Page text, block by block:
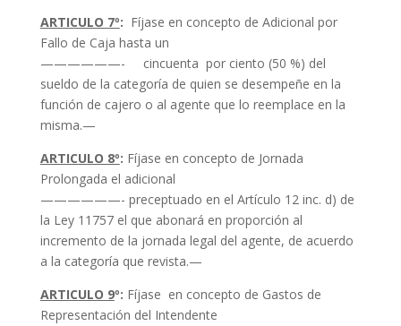
ARTICULO 7º: Fíjase en concepto de Adicional por
Fallo de Caja hasta un
——————- cincuenta por ciento (50 %) del
sueldo de la categoría de quien se desempeñe en la
función de cajero o al agente que lo reemplace en la
misma.—
ARTICULO 8º: Fíjase en concepto de Jornada
Prolongada el adicional
——————- preceptuado en el Artículo 12 inc. d) de
la Ley 11757 el que abonará en proporción al
incremento de la jornada legal del agente, de acuerdo
a la categoría que revista.—
ARTICULO 9º: Fíjase en concepto de Gastos de
Representación del Intendente